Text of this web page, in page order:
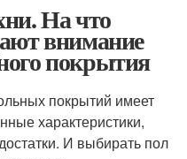
На что
внимание
покрытия
покрытий имеет
характеристики,
И выбирать пол